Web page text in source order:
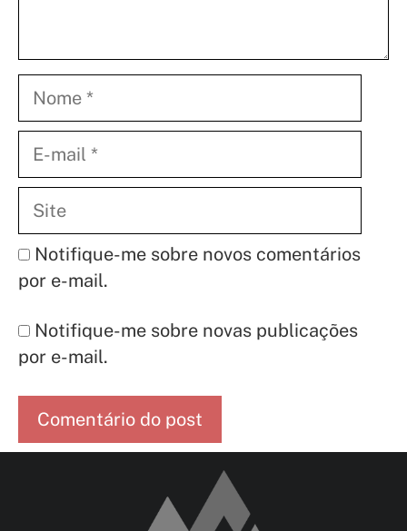
mail
Notifique-me sobre novos comentários
por e-mail.
Notifique-me sobre novas publicações
por e-mail.